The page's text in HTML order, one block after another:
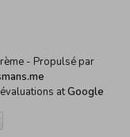
- Propulsé par
évaluations atGoogle